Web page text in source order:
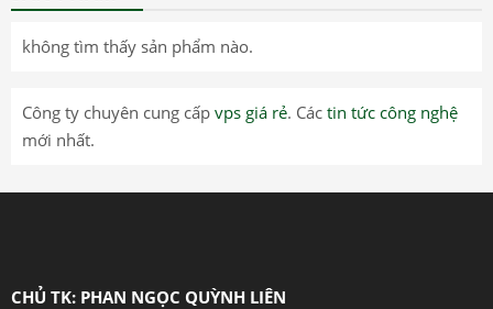
không tìm thấy sản phẩm nào.
Công ty chuyên cung cấp vps giá rẻ. Các tin tức công nghệ
mới nhất.
CHỦ TK: PHAN NGỌC QUỲNH LIÊN